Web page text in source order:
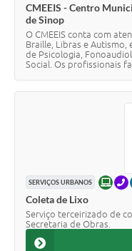
CMEEIS - Centro
de Sinop
O CMEEIS conta com
Braille, Libras e Autismo,
de Psicologia,
Social. Os profissionais
SERVIÇOS URBANOS
Coleta de Lixo
Serviço terceirizado de
Secretaria de Obras.